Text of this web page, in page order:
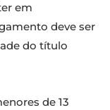
em
deve ser
do título
de 13